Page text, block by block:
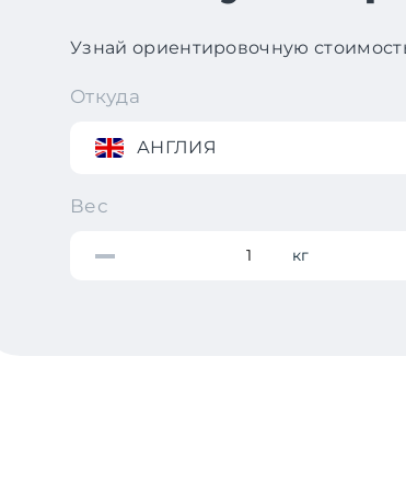
Узнай ориентировочную
Откуда
АНГЛИЯ
Вес
кг